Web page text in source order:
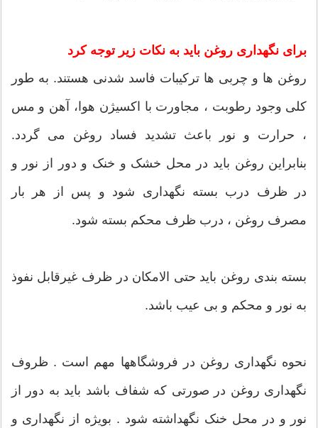
برای نگهداری روغن باید به نکات زیر توجه کرد
روغن ها و چربی ها ترکیبات فاسد شدنی هستند. به طور
کلی وجود رطوبت ، مجاورت با اکسیژن هوا، آهن و مس
، حرارت و نور باعث تشدید فساد روغن می گردد.
بنابراین روغن باید در محل خشک و خنک و دور از نور و
در ظرف درب بسته نگهداری شود و پس از هر بار
مصرف روغن ، درب ظرف محکم بسته شود.
بسته بندی روغن باید حتی الامکان در ظرف غیرقابل نفوذ
به نور و محکم و بی عیب باشد.
نحوه نگهداری روغن در فروشگاهها مهم است . ظروف
نگهداری روغن در صورتی که شفاف باشد باید به دور از
نور و در محل خنک نگهداشته شود . بویژه از نگهداری و